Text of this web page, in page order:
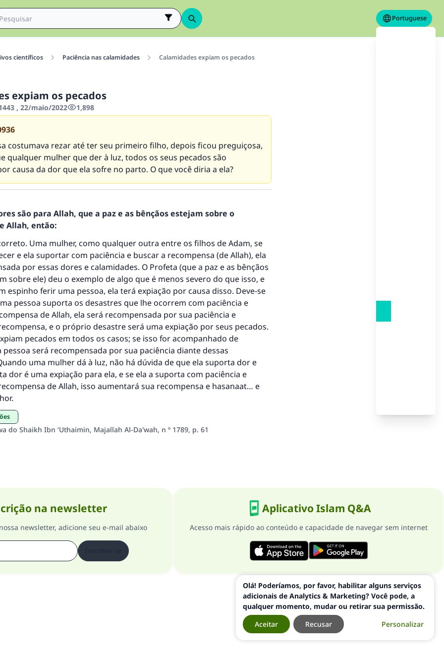
Portuguese
científicos Paciência nas calamidades Calamidades expiam os pecados
expiam os pecados
, 22/maio/2022 1,898
costumava rezar até ter seu primeiro filho, depois ficou preguiçosa,
qualquer mulher que der à luz, todos os seus pecados são
causa da dor que ela sofre no parto. O que você diria a ela?
são para Allah, que a paz e as bênçãos estejam sobre o
Allah, então:
Uma mulher, como qualquer outra entre os filhos de Adam, se
e ela suportar com paciência e buscar a recompensa (de Allah), ela
por essas dores e calamidades. O Profeta (que a paz e as bênçãos
sobre ele) deu o exemplo de algo que é menos severo do que isso, e
espinho ferir uma pessoa, ela terá expiação por causa disso. Deve-se
pessoa suporta os desastres que lhe ocorrem com paciência e
de Allah, ela será recompensada por sua paciência e
recompensa, e o próprio desastre será uma expiação por seus pecados.
pecados em todos os casos; se isso for acompanhado de
pessoa será recompensada por sua paciência diante dessas
uma mulher dá à luz, não há dúvida de que ela suporta dor e
dor é uma expiação para ela, e se ela a suporta com paciência e
recompensa de Allah, isso aumentará sua recompensa e hasanaat… e
do Shaikh Ibn ‘Uthaimin, Majallah Al-Da'wah, n º 1789, p. 61
na newsletter
newsletter, adicione seu e-mail abaixo
Aplicativo Islam Q&A
Acesso mais rápido ao conteúdo e capacidade de navegar sem internet
n° 110845 salvou um casamento.
Ajude-nos a responder à Ummah
O Profeta ﷺ disse,
quer que incentive outros a fazer o que é bom receberá a
mesma recompensa que aqueles que o fazem."
(MUSLIM, 1893)
CONTRIBUIR
Olá! Poderíamos, por favor, habilitar alguns serviços
adicionais de Analytics & Marketing? Você pode, a
qualquer momento, mudar ou retirar sua permissão.
Personalizar
Recusar
Aceitar